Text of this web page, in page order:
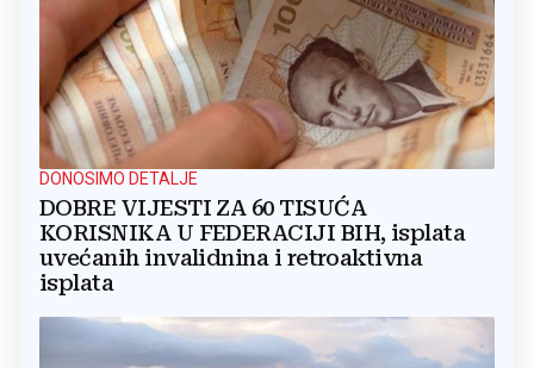
DONOSIMO DETALJE
DOBRE VIJESTI ZA 60 TISUĆA
KORISNIKA U FEDERACIJI BIH, isplata
uvećanih invalidnina i retroaktivna
isplata